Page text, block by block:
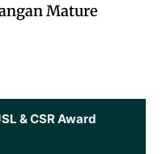
Mature